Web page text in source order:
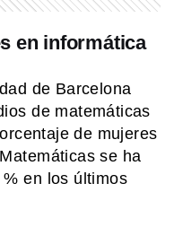
en informática
de Barcelona
de matemáticas
de mujeres
se ha
en los últimos
el complejo de
torres circulares
en Escocia